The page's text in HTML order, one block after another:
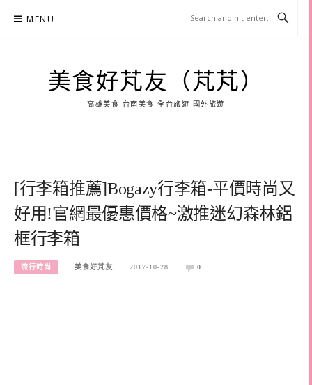
MENU
美食好芃友（芃芃）
高雄美食 台南美食 全台旅遊 國外旅遊
[行李箱推薦]Bogazy行李箱-平價時尚又
好用!官網最優惠價格~激推迷幻森林鋁
框行李箱
流行時尚 美食好芃友 2017-10-28 0